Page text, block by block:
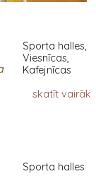
Sporta halles,
Viesnīcas,
Kafejnīcas
skatīt vairāk
Sporta halles